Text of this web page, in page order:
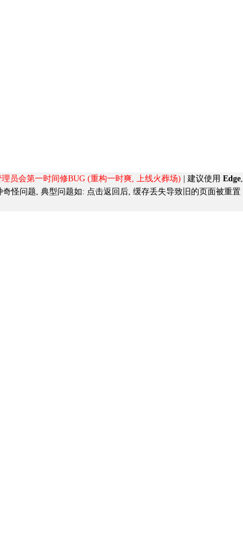
员会第一时间修BUG (重构一时爽, 上线火葬场) | 建议使用 Edge,
怪问题, 典型问题如: 点击返回后, 缓存丢失导致旧的页面被重置